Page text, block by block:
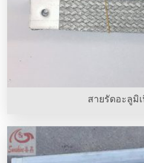
สายรัดอะลูมิ
สายรัดอะลูมิเนียมสานทําจากลว
และนําไฟฟ้าได้ดี ซึ่งใช้เชื่อมต่อ
ร้อนเพื่อส่งกร